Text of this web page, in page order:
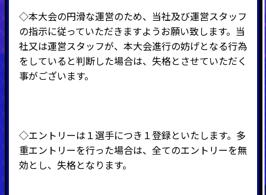
◇本大会の円滑な運営のため、当社及び運営スタッフ
の指示に従っていただきますようお願い致します。当
社又は運営スタッフが、本大会進行の妨げとなる行為
をしていると判断した場合は、失格とさせていただく
事がございます。
◇エントリーは１選手につき１登録といたします。多
重エントリーを行った場合は、全てのエントリーを無
効とし、失格となります。